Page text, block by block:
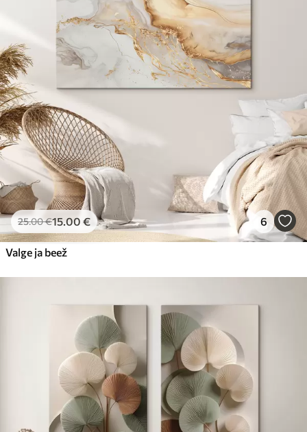
25.00€15.00 € 6
Valge ja beež